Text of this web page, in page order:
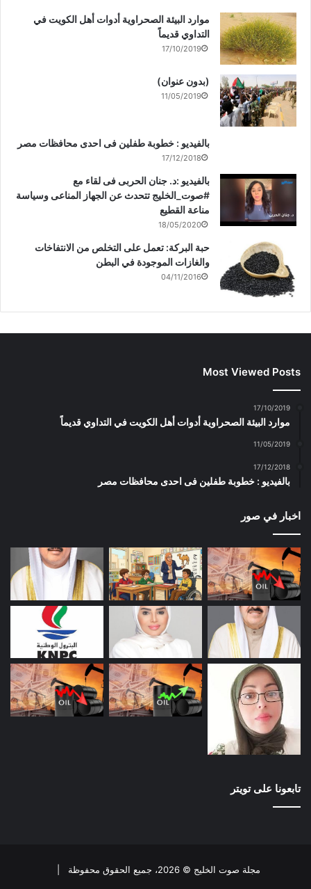
موارد البيئة الصحراوية أدوات أهل الكويت في
التداوي قديماً
17/10/2019
(بدون عنوان)
11/05/2019
بالفيديو : خطوبة طفلين فى احدى محافظات مصر
17/12/2018
بالفيديو :د. جنان الحربى فى لقاء مع
#صوت_الخليج تتحدث عن الجهاز المناعى وسياسة
مناعة القطيع
18/05/2020
حبة البركة: تعمل على التخلص من الانتفاخات
والغازات الموجودة في البطن
04/11/2016
Most Viewed Posts
17/10/2019
موارد البيئة الصحراوية أدوات أهل الكويت في التداوي قديماً
11/05/2019
17/12/2018
بالفيديو : خطوبة طفلين فى احدى محافظات مصر
اخبار في صور
تابعونا على تويتر
مجلة صوت الخليج © 2026، جميع الحقوق محفوظة |